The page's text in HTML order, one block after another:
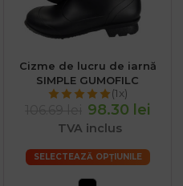
Cizme de lucru de iarnă
SIMPLE GUMOFILC
(1x)
98.30 lei
TVA inclus
SELECTEAZĂ OPȚIUNILE